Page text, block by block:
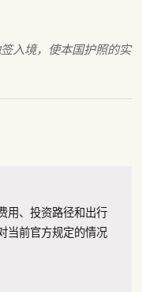
入境，使本国护照的实
用、投资路径和出行
当前官方规定的情况